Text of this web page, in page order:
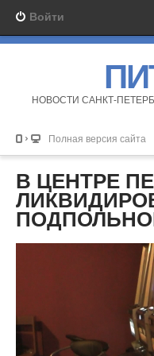
Войти
НОВОСТИ САНКТ-
Полная версия сайта
В ЦЕНТРЕ